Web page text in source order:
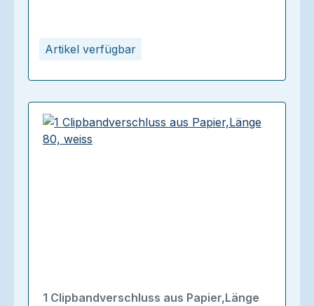
Artikel verfügbar
1 Clipbandverschluss aus Papier,Länge